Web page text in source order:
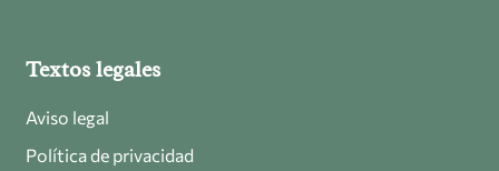
Textos legales
Aviso legal
Política de privacidad